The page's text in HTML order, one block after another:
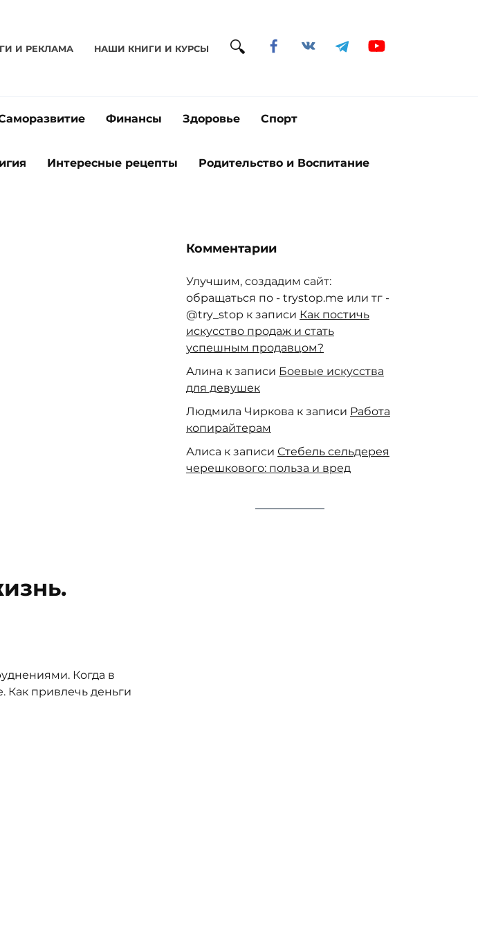
И РЕКЛАМА НАШИ КНИГИ И КУРСЫ
Финансы Здоровье Спорт
Интересные рецепты Родительство и Воспитание
Когда в
Как привлечь деньги
Комментарии
Улучшим, создадим сайт:
обращаться по - trystop.me или тг -
@try_stop к записи Как постичь
искусство продаж и стать
успешным продавцом?
Алина к записи Боевые искусства
для девушек
Людмила Чиркова к записи Работа
копирайтерам
Алиса к записи Стебель сельдерея
черешкового: польза и вред